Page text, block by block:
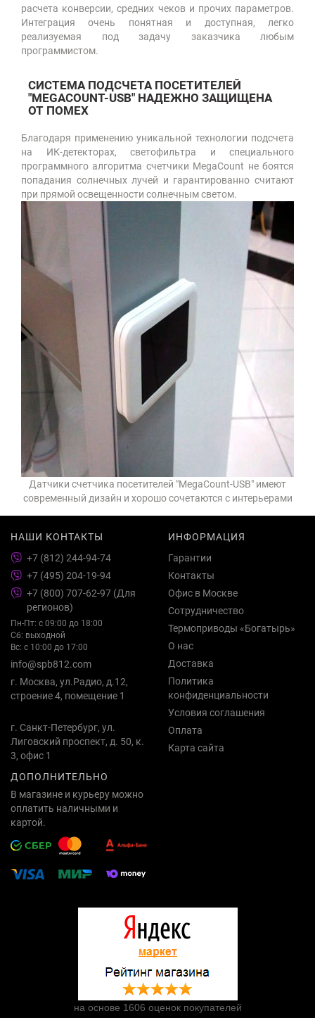
расчета конверсии, средних чеков и прочих параметров.
Интеграция очень понятная и доступная, легко
реализуемая под задачу заказчика любым
программистом.
СИСТЕМА ПОДСЧЕТА ПОСЕТИТЕЛЕЙ
"MEGACOUNT-USB" НАДЕЖНО ЗАЩИЩЕНА
ОТ ПОМЕХ
Благодаря применению уникальной технологии подсчета
на ИК-детекторах, светофильтра и специального
программного алгоритма счетчики MegaCount не боятся
попадания солнечных лучей и гарантированно считают
при прямой освещенности солнечным светом.
Датчики счетчика посетителей "MegaCount-USB" имеют
современный дизайн и хорошо сочетаются с интерьерами
НАШИ КОНТАКТЫ
+7 (812) 244-94-74
+7 (495) 204-19-94
+7 (800) 707-62-97 (Для
регионов)
Пн-Пт: с 09:00 до 18:00
Сб: выходной
Вс: с 10:00 до 17:00
info@spb812.com
г. Москва, ул.Радио, д.12,
строение 4, помещение 1
г. Санкт-Петербург, ул.
Лиговский проспект, д. 50, к.
3, офис 1
ИНФОРМАЦИЯ
Гарантии
Контакты
Офис в Москве
Сотрудничество
Термоприводы «Богатырь»
О нас
Доставка
Политика
конфиденциальности
Условия соглашения
Оплата
Карта сайта
ДОПОЛНИТЕЛЬНО
В магазине и курьеру можно
оплатить наличными и
картой.
на основе 1606 оценок покупателей